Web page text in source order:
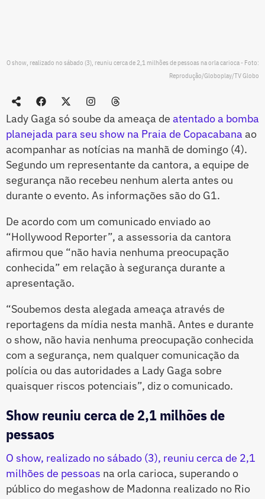
O show, realizado no sábado (3), reuniu cerca de 2,1 milhões de pessoas na orla carioca - Foto:
Reprodução/Globoplay/TV Globo
Lady Gaga só soube da ameaça de atentado a bomba
planejada para seu show na Praia de Copacabana ao
acompanhar as notícias na manhã de domingo (4).
Segundo um representante da cantora, a equipe de
segurança não recebeu nenhum alerta antes ou
durante o evento. As informações são do G1.
De acordo com um comunicado enviado ao
“Hollywood Reporter”, a assessoria da cantora
afirmou que “não havia nenhuma preocupação
conhecida” em relação à segurança durante a
apresentação.
“Soubemos desta alegada ameaça através de
reportagens da mídia nesta manhã. Antes e durante
o show, não havia nenhuma preocupação conhecida
com a segurança, nem qualquer comunicação da
polícia ou das autoridades a Lady Gaga sobre
quaisquer riscos potenciais”, diz o comunicado.
Show reuniu cerca de 2,1 milhões de
pessaos
O show, realizado no sábado (3), reuniu cerca de 2,1
milhões de pessoas na orla carioca, superando o
público do megashow de Madonna realizado no Rio